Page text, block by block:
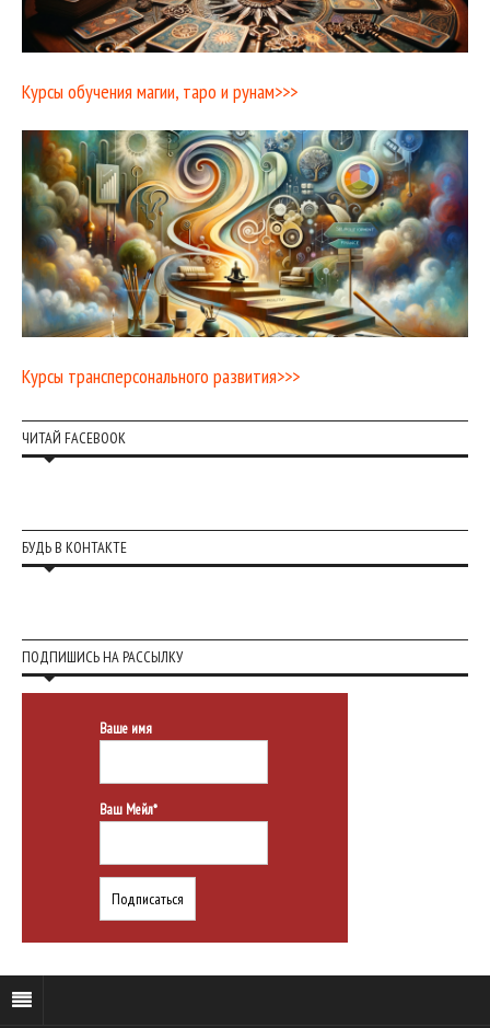
Курсы обучения магии, таро и рунам>>>
Курсы трансперсонального развития>>>
ЧИТАЙ FACEBOOK
БУДЬ В КОНТАКТЕ
ПОДПИШИСЬ НА РАССЫЛКУ
Ваше имя
Ваш Мейл*